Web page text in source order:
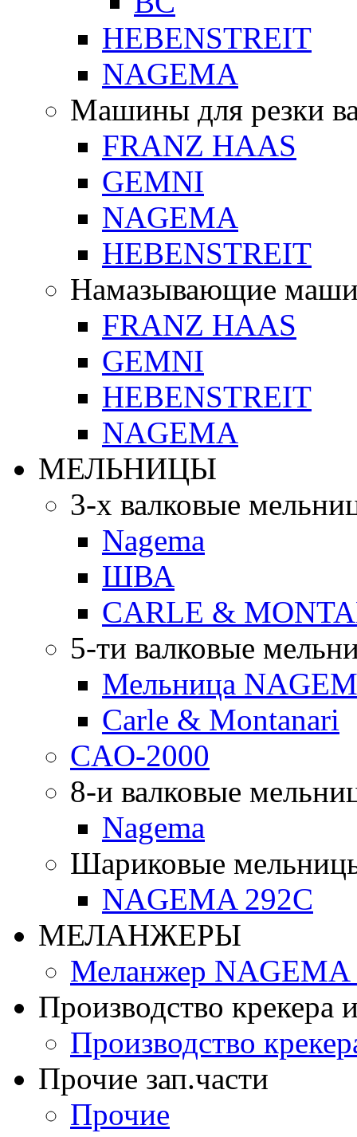
HEBENSTREIT
NAGEMA
Машины для резки
FRANZ HAAS
GEMNI
NAGEMA
HEBENSTREIT
Намазывающие
FRANZ HAAS
GEMNI
HEBENSTREIT
NAGEMA
МЕЛЬНИЦЫ
3-х валковые
Nagema
ШВА
CARLE &
5-ти валковые
Мельница
Carle & Montanari
CAO-2000
8-и валковые
Nagema
Шариковые
NAGEMA 292C
МЕЛАНЖЕРЫ
Меланжер NAGEMA
Производство крекера
Производство
Прочие зап.части
Прочие